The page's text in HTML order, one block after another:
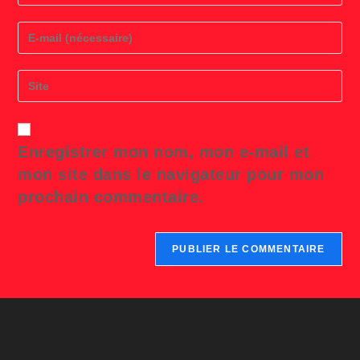
or
username
to
comment
Enter
your
address
comment
Saisir
l’URL
votre
site
(facultatif)
Enregistrer mon nom, mon e-mail et
mon site dans le navigateur pour mon
prochain commentaire.